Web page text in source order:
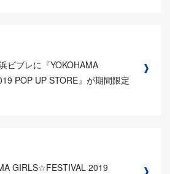
ビブレに『YOKOHAMA
POP UP STORE』が期間限定
GIRLS☆FESTIVAL 2019